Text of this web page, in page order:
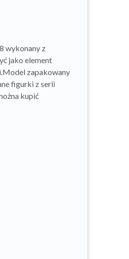
wykonany z
jako element
zapakowany
figurki z serii
kupić